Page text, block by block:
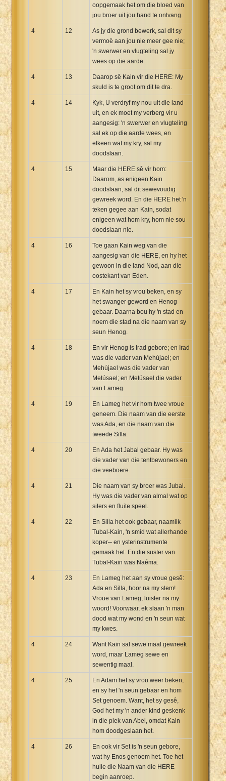
oopgemaak het om die bloed van
jou broer uit jou hand te ontvang.
4 12
As jy die grond bewerk, sal dit sy
vermoë aan jou nie meer gee nie;
'n swerwer en vlugteling sal jy
wees op die aarde.
4 13
Daarop sê Kain vir die HERE: My
skuld is te groot om dit te dra.
4 14
Kyk, U verdryf my nou uit die land
uit, en ek moet my verberg vir u
aangesig: 'n swerwer en vlugteling
sal ek op die aarde wees, en
elkeen wat my kry, sal my
doodslaan.
4 15
Maar die HERE sê vir hom:
Daarom, as enigeen Kain
doodslaan, sal dit sewevoudig
gewreek word. En die HERE het 'n
teken gegee aan Kain, sodat
enigeen wat hom kry, hom nie sou
doodslaan nie.
4 16
Toe gaan Kain weg van die
aangesig van die HERE, en hy het
gewoon in die land Nod, aan die
oostekant van Eden.
4 17
En Kain het sy vrou beken, en sy
het swanger geword en Henog
gebaar. Daarna bou hy 'n stad en
noem die stad na die naam van sy
seun Henog.
4 18
En vir Henog is Irad gebore; en Irad
was die vader van Mehújael; en
Mehújael was die vader van
Metúsael; en Metúsael die vader
van Lameg.
4 19
En Lameg het vir hom twee vroue
geneem. Die naam van die eerste
was Ada, en die naam van die
tweede Silla.
4 20
En Ada het Jabal gebaar. Hy was
die vader van die tentbewoners en
die veeboere.
4 21
Die naam van sy broer was Jubal.
Hy was die vader van almal wat op
siters en fluite speel.
4 22
En Silla het ook gebaar, naamlik
Tubal-Kain, 'n smid wat allerhande
koper-- en ysterinstrumente
gemaak het. En die suster van
Tubal-Kain was Naéma.
4 23
En Lameg het aan sy vroue gesê:
Ada en Silla, hoor na my stem!
Vroue van Lameg, luister na my
woord! Voorwaar, ek slaan 'n man
dood wat my wond en 'n seun wat
my kwes.
4 24
Want Kain sal sewe maal gewreek
word, maar Lameg sewe en
sewentig maal.
4 25
En Adam het sy vrou weer beken,
en sy het 'n seun gebaar en hom
Set genoem. Want, het sy gesê,
God het my 'n ander kind geskenk
in die plek van Abel, omdat Kain
hom doodgeslaan het.
4 26
En ook vir Set is 'n seun gebore,
wat hy Enos genoem het. Toe het
hulle die Naam van die HERE
begin aanroep.